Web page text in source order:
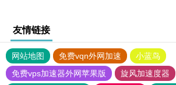
友情链接
网站地图 免费vqn外网加速
小蓝鸟
免费vps加速器外网苹果版
旋风加速度器